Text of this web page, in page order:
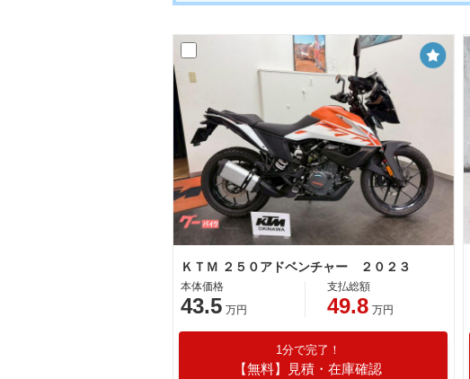
ＫＴＭ ２５０アドベンチャー ２０２３
本体価格
43.5 万円
支払総額
49.8 万円
1分で完了！
【無料】見積・在庫確認